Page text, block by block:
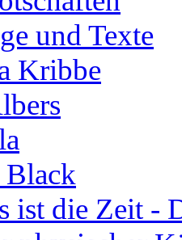
und Texte
Kribbe
Black
ist die Zeit -